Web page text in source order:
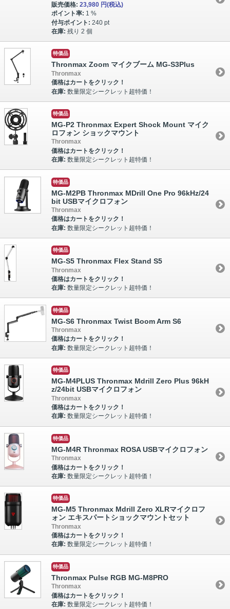
販売価格: 23,980 円(税込)
ポイント率: 1 %
付与ポイント: 240 pt
在庫: 残り 2 個
特価品
Thronmax Zoom マイクブーム MG-S3Plus
Thronmax
価格はカートをクリック！
在庫: 数量限定シークレット超特価！
特価品
MG-P2 Thronmax Expert Shock Mount マイク
ロフォン ショックマウント
Thronmax
価格はカートをクリック！
在庫: 数量限定シークレット超特価！
特価品
MG-M2PB Thronmax MDrill One Pro 96kHz/24
bit USBマイクロフォン
Thronmax
価格はカートをクリック！
在庫: 数量限定シークレット超特価！
特価品
MG-S5 Thronmax Flex Stand S5
Thronmax
価格はカートをクリック！
在庫: 数量限定シークレット超特価！
特価品
MG-S6 Thronmax Twist Boom Arm S6
Thronmax
価格はカートをクリック！
在庫: 数量限定シークレット超特価！
特価品
MG-M4PLUS Thronmax Mdrill Zero Plus 96kH
z/24bit USBマイクロフォン
Thronmax
価格はカートをクリック！
在庫: 数量限定シークレット超特価！
特価品
MG-M4R Thronmax ROSA USBマイクロフォン
Thronmax
価格はカートをクリック！
在庫: 数量限定シークレット超特価！
特価品
MG-M5 Thronmax Mdrill Zero XLRマイクロフ
ォン エキスパートショックマウントセット
Thronmax
価格はカートをクリック！
在庫: 数量限定シークレット超特価！
特価品
Thronmax Pulse RGB MG-M8PRO
Thronmax
価格はカートをクリック！
在庫: 数量限定シークレット超特価！